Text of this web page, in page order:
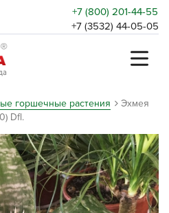
+7 (800) 201-44-55
+7 (3532) 44-05-05
горшечные растения
Эхмея
Dfl.